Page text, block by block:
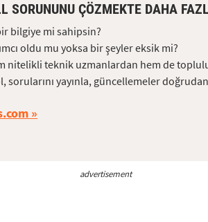
SORUNUNU ÇÖZMEKTE DAHA
bilgiye mi sahipsin?
oldu mu yoksa bir şeyler eksik mi?
nitelikli teknik uzmanlardan hem de
sorularını yayınla, güncellemeler
advertisement